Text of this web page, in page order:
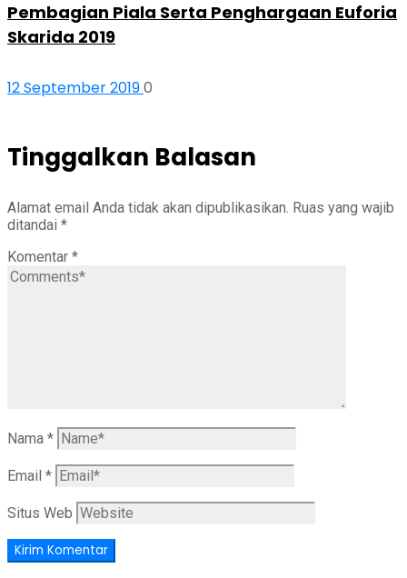
Pembagian Piala Serta Penghargaan Euforia
Skarida 2019
12 September 20190
Tinggalkan Balasan
Alamat email Anda tidak akan dipublikasikan. Ruas yang wajib
ditandai *
Komentar *
Nama *
Email *
Situs Web